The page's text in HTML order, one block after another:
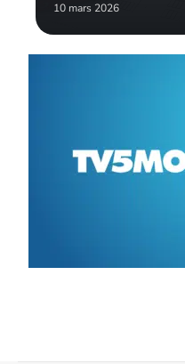
10 mars 2026